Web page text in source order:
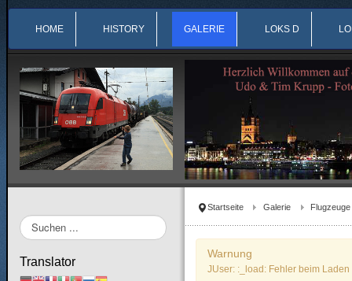
HOME HISTORY GALERIE LOKS D
Startseite Galerie Flugzeuge
Warnung
JUser: :_load: Fehler beim
Suchen
...
Translator